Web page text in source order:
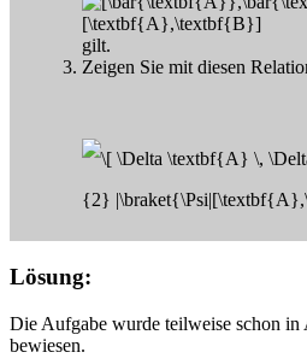
gilt.
Zeigen Sie mit diesen
Lösung:
Die Aufgabe wurde teilweise schon
bewiesen.